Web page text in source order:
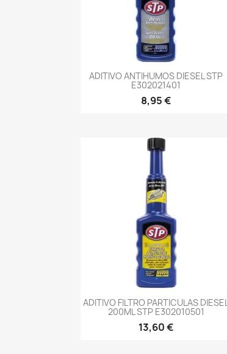
-->
ADITIVO ANTIHUMOS DIESEL STP
E302021401
8,95 €
-->
ADITIVO FILTRO PARTICULAS DIESEL
200ML STP E302010501
13,60 €